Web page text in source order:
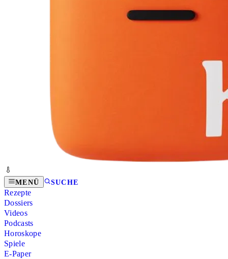
MENÜ SUCHE
Rezepte
Dossiers
Videos
Podcasts
Horoskope
Spiele
E-Paper